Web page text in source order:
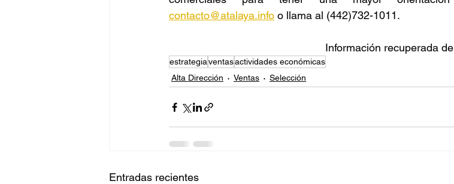
contacto@atalaya.info o llama al (442)732-1011.
Información recuperada de
estrategiaventasactividades económicas
Alta Dirección
Ventas Selección
Entradas recientes